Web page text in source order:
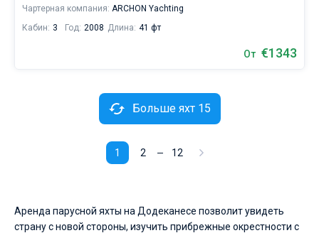
Чартерная компания: ARCHON Yachting
Кабин: 3 Год: 2008 Длина: 41 фт
От €1343
1 2 12
Больше яхт 15
Аренда парусной яхты на Додеканесе позволит увидеть
страну с новой стороны, изучить прибрежные окрестности с